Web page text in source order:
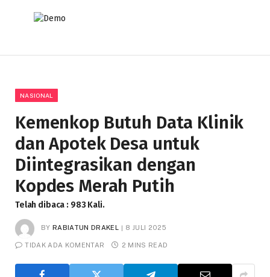
NASIONAL
Kemenkop Butuh Data Klinik
dan Apotek Desa untuk
Diintegrasikan dengan
Kopdes Merah Putih
Telah dibaca : 983 Kali.
BY RABIATUN DRAKEL 8 JULI 2025
TIDAK ADA KOMENTAR 2 MINS READ